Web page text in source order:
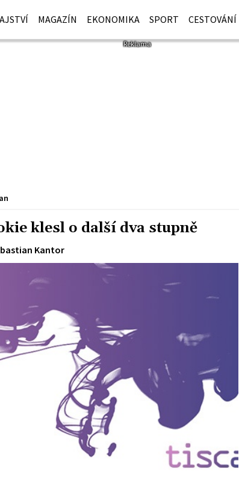
MAGAZÍN EKONOMIKA SPORT CESTOVÁNÍ
klesl o další dva stupně
Kantor